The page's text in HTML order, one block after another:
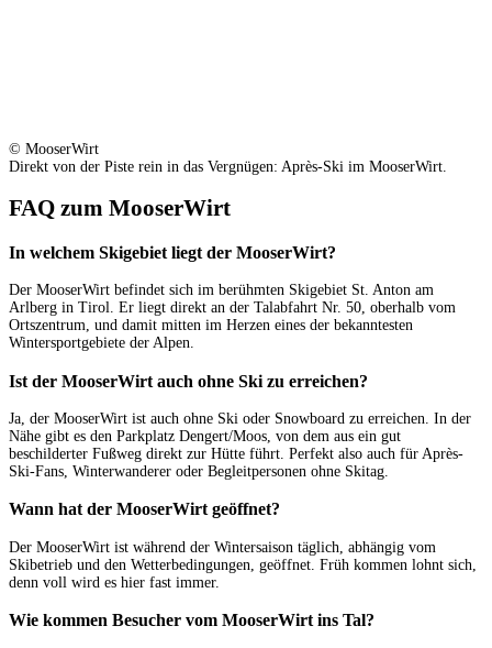
© MooserWirt
Direkt von der Piste rein in das Vergnügen: Après-Ski im MooserWirt.
FAQ zum MooserWirt
In welchem Skigebiet liegt der MooserWirt?
Der MooserWirt befindet sich im berühmten Skigebiet St. Anton am
Arlberg in Tirol. Er liegt direkt an der Talabfahrt Nr. 50, oberhalb vom
Ortszentrum, und damit mitten im Herzen eines der bekanntesten
Wintersportgebiete der Alpen.
Ist der MooserWirt auch ohne Ski zu erreichen?
Ja, der MooserWirt ist auch ohne Ski oder Snowboard zu erreichen. In der
Nähe gibt es den Parkplatz Dengert/Moos, von dem aus ein gut
beschilderter Fußweg direkt zur Hütte führt. Perfekt also auch für Après-
Ski-Fans, Winterwanderer oder Begleitpersonen ohne Skitag.
Wann hat der MooserWirt geöffnet?
Der MooserWirt ist während der Wintersaison täglich, abhängig vom
Skibetrieb und den Wetterbedingungen, geöffnet. Früh kommen lohnt sich,
denn voll wird es hier fast immer.
Wie kommen Besucher vom MooserWirt ins Tal?